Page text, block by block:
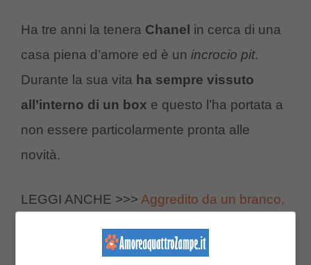
Ha tre anni la tenera Chanel in cerca di una
casa piena d’amore ed è un incrocio pit.
Durante la sua vita ha sempre vissuto
all’interno di un box e questo l’ha portata a
non essere particolarmente pronta alle
novità.
LEGGI ANCHE >>> Aggredito da un branco,